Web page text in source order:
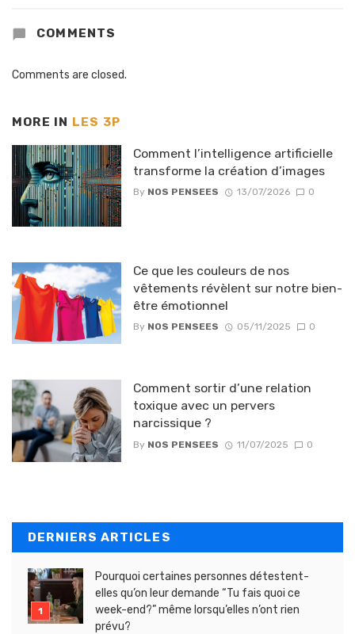
COMMENTS
Comments are closed.
MORE IN LES 3P
Comment l’intelligence artificielle
transforme la création d’images
By NOS PENSEES 13/07/2026 0
Ce que les couleurs de nos
vêtements révèlent sur notre bien-
être émotionnel
By NOS PENSEES 05/11/2025 0
Comment sortir d’une relation
toxique avec un pervers
narcissique ?
By NOS PENSEES 11/07/2025 0
DERNIERS ARTICLES
Pourquoi certaines personnes détestent-
elles qu’on leur demande “Tu fais quoi ce
week-end?” même lorsqu’elles n’ont rien
prévu?